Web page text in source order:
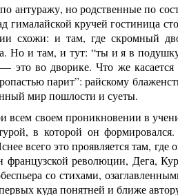
антуражу, но родственные по
гималайской кручей гостиница
схожи: и там, где скромный
Но и там, и тут: “ты и я в
это во дворике. Что же
парит”: райскому
мир пошлости и суеты.
всем своем проникновении в
в которой он
всего это проявляется там, где
революции, Дега,
со стихами,
куда понятней и ближе